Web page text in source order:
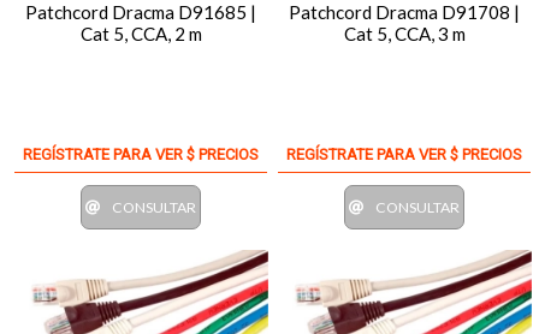
Patchcord Dracma D91685 |
Cat 5, CCA, 2 m
REGÍSTRATE PARA VER $ PRECIOS
CONSULTAR
Patchcord Dracma D91708 |
Cat 5, CCA, 3 m
REGÍSTRATE PARA VER $ PRECIOS
CONSULTAR